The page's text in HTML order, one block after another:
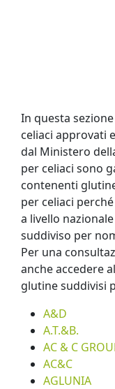
In questa
celiaci approvati
dal Ministero
per celiaci sono
contenenti
per celiaci
a livello
suddiviso per
Per una
anche accedere
glutine suddivisi
A&D
A.T.&B.
AC & C
AC&C
AGLUNIA